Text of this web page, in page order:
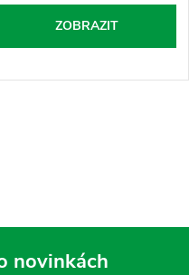
ZOBRAZIT
novinkách